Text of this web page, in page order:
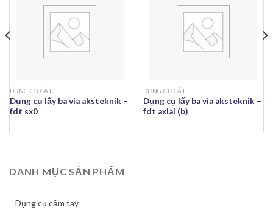
DỤNG CỤ CẮT
Dụng cụ lấy ba via aksteknik –
fdt sx0
DỤNG CỤ CẮT
Dụng cụ lấy ba via aksteknik –
fdt axial (b)
DANH MỤC SẢN PHẨM
Dụng cụ cầm tay